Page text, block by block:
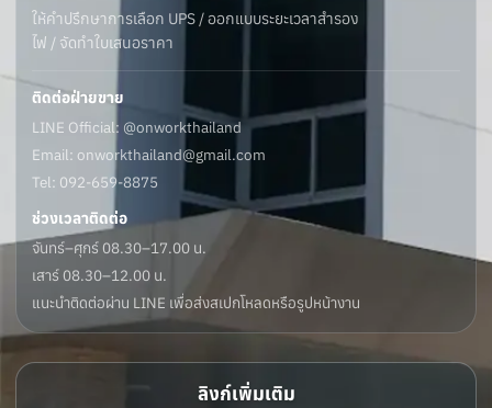
ให้คำปรึกษาการเลือก UPS / ออกแบบระยะเวลาสำรอง
ไฟ / จัดทำใบเสนอราคา
ติดต่อฝ่ายขาย
LINE Official: @onworkthailand
Email: onworkthailand@gmail.com
Tel: 092-659-8875
ช่วงเวลาติดต่อ
จันทร์–ศุกร์ 08.30–17.00 น.
เสาร์ 08.30–12.00 น.
แนะนำติดต่อผ่าน LINE เพื่อส่งสเปกโหลดหรือรูปหน้างาน
ลิงก์เพิ่มเติม